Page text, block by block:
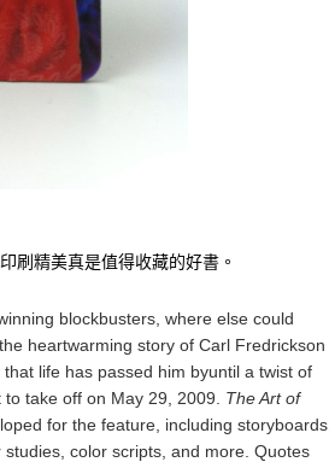
刷精美真是值得收藏的好書。
blockbusters, where else could
heartwarming story of Carl Fredrickson
life has passed him byuntil a twist of
take off on May 29, 2009. The Art of
for the feature, including storyboards,
color scripts, and more. Quotes